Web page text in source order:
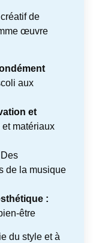
de
œuvre
aux
et
matériaux
Des
de la musique
:
être
du style et à